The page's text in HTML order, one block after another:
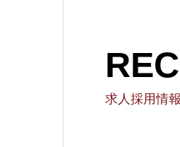
求人採用情報